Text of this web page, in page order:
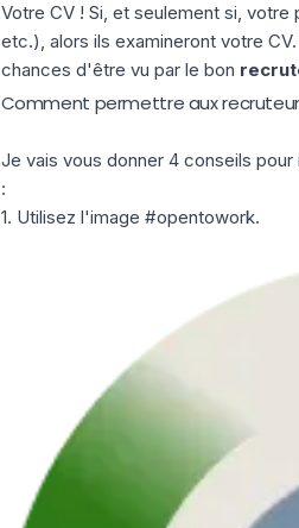
Votre CV ! Si, et seulement si,
etc.), alors ils examineront votre
chances d'être vu par le bon
Comment permettre aux
Je vais vous donner 4 conseils
:
1. Utilisez l'image #opentowork.